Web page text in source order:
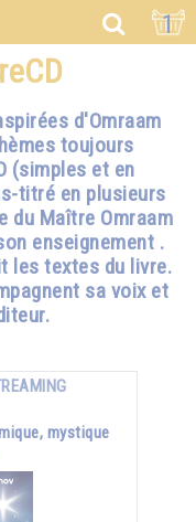
1
d'Omraam
toujours
(simples et en
titré en plusieurs
du Maître Omraam
enseignement .
les textes du livre.
sa voix et
mystique